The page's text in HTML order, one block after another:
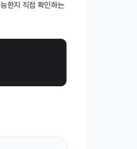
한지 직접 확인하는